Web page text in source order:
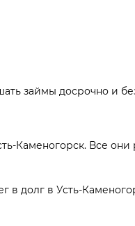
займы досрочно и
Каменогорск. Все
в долг в Усть-